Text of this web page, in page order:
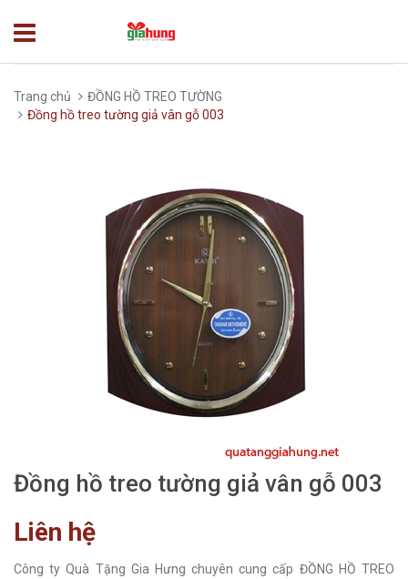
Trang chủ
ĐỒNG HỒ TREO TƯỜNG
Đồng hồ treo tường giả vân gỗ 003
Đồng hồ treo tường giả vân gỗ 003
Liên hệ
Công ty Quà Tặng Gia Hưng chuyên cung cấp ĐỒNG HỒ TREO